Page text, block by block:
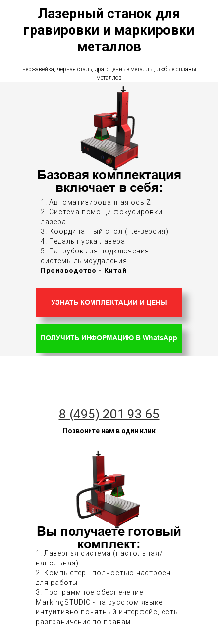
Лазерный станок для
гравировки и маркировки
металлов
нержавейка, черная сталь, драгоценные металлы, любые сплавы
металлов
1. Автоматизированная ось Z
2. Система помощи фокусировки
лазера
3. Координатный стол (lite-версия)
4. Педаль пуска лазера
5. Патрубок для подключения
системы дымоудаления
Производство - Китай
Базовая комплектация
включает в себя:
УЗНАТЬ КОМПЛЕКТАЦИИ И ЦЕНЫ
ПОЛУЧИТЬ ИНФОРМАЦИЮ В WhatsApp
8 (495) 201 93 65
Позвоните нам в один клик
1. Лазерная система (настольная/
напольная)
2. Компьютер - полностью настроен
для работы
3. Программное обеспечение
MarkingSTUDIO - на русском языке,
интуитивно понятный интерфейс, есть
разграничение по правам
Вы получаете готовый
комплект: